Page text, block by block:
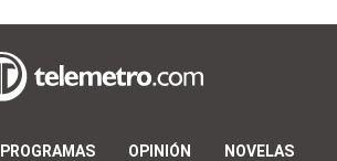
PROGRAMAS OPINIÓN NOVELAS